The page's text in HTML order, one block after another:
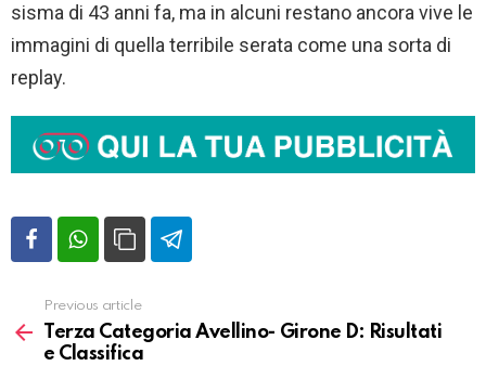
sisma di 43 anni fa, ma in alcuni restano ancora vive le
immagini di quella terribile serata come una sorta di
replay.
Vedi
altro
Previous article
Terza Categoria Avellino- Girone D: Risultati
e Classifica